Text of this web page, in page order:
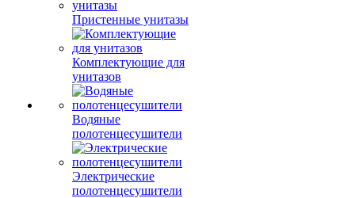
Пристенные унитазы
Комплектующие для
унитазов
Водяные
полотенцесушители
Электрические
полотенцесушители